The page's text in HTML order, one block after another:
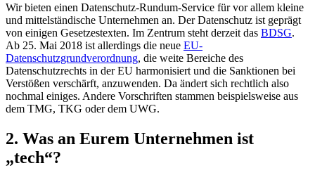
Wir bieten einen Datenschutz-Rundum-Service für vor allem kleine
und mittelständische Unternehmen an. Der Datenschutz ist geprägt
von einigen Gesetzestexten. Im Zentrum steht derzeit das BDSG.
Ab 25. Mai 2018 ist allerdings die neue EU-
Datenschutzgrundverordnung, die weite Bereiche des
Datenschutzrechts in der EU harmonisiert und die Sanktionen bei
Verstößen verschärft, anzuwenden. Da ändert sich rechtlich also
nochmal einiges. Andere Vorschriften stammen beispielsweise aus
dem TMG, TKG oder dem UWG.
2. Was an Eurem Unternehmen ist
„tech“?